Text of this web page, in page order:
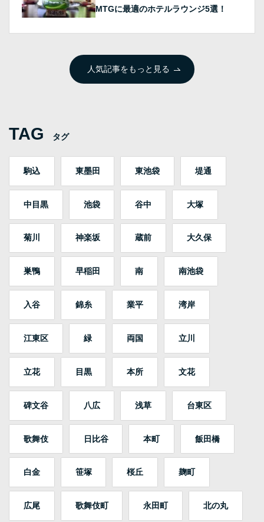
MTGに最適のホテルラウンジ5選！
人気記事をもっと見る
TAG タグ
駒込 東墨田 東池袋 堤通
中目黒 池袋 谷中 大塚
菊川 神楽坂 蔵前 大久保
巣鴨 早稲田 南 南池袋
入谷 錦糸 業平 湾岸
江東区 緑 両国 立川
立花 目黒 本所 文花
碑文谷 八広 浅草 台東区
歌舞伎 日比谷 本町 飯田橋
白金 笹塚 桜丘 麹町
広尾 歌舞伎町 永田町 北の丸